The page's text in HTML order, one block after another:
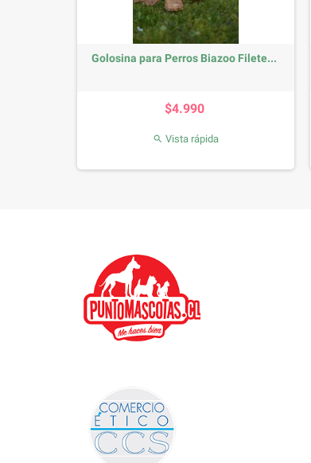
Golosina para Perros Biazoo Filete...
$4.990
 Vista rápida